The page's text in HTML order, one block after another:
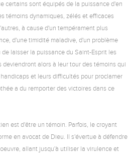
certains sont équipés de la puissance d'en
témoins dynamiques, zélés et efficaces
à cause d'un tempérament plus
d'une timidité maladive, d'un problème
laisser la puissance du Saint-Esprit les
deviendront alors à leur tour des témoins qui
et leurs difficultés pour proclamer
a du remporter des victoires dans ce
est d'être un témoin. Parfois, le croyant
en avocat de Dieu. Il s'évertue à défendre
allant jusqu'à utiliser la virulence et